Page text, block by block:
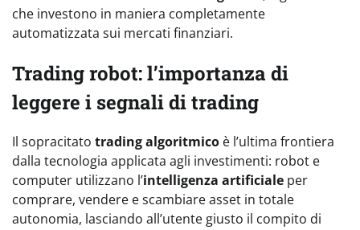
che investono in maniera completamente
automatizzata sui mercati finanziari.
Trading robot: l’importanza di
leggere i segnali di trading
Il sopracitato trading algoritmico è l’ultima frontiera
dalla tecnologia applicata agli investimenti: robot e
computer utilizzano l’intelligenza artificiale per
comprare, vendere e scambiare asset in totale
autonomia, lasciando all’utente giusto il compito di